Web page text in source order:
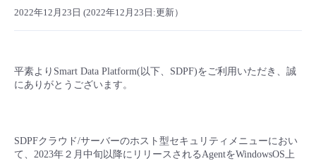
管理機能
ネットワーク
サポート
データ利活用
IoT
- 新規お申し込み方法
- データと分析
故障/メンテナンス情報
故障/メンテナンス履歴
パートナー
2022年12月23日 (2022年12月23日:更新）
平素よりSmart Data Platform(以下、SDPF)をご利用いただき、誠
にありがとうございます。
SDPFクラウド/サーバーのホスト型セキュリティメニューにおい
て、2023年２月中旬以降にリリースされるAgentをWindowsOS上